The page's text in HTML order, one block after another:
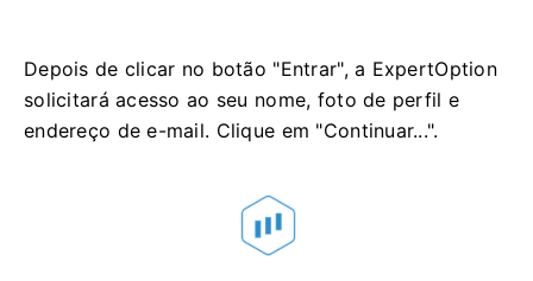
Depois de clicar no botão "Entrar", a ExpertOption
solicitará acesso ao seu nome, foto de perfil e
endereço de e-mail. Clique em "Continuar...".